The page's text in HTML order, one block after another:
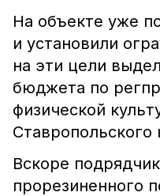
На объекте уже
и установили
на эти цели
бюджета по
физической
Ставропольского
Вскоре
прорезиненного